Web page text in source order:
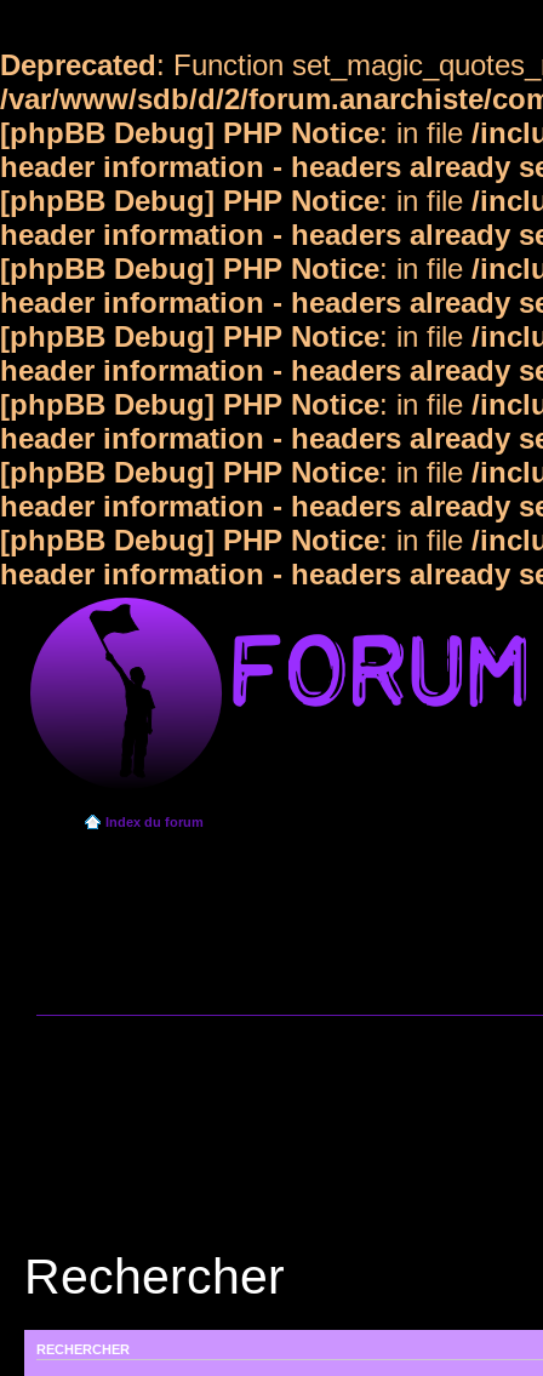
Deprecated: Function
/var/www/sdb/d/2/forum.anarchiste/
[phpBB Debug] PHP Notice: in file /
header information - headers already
[phpBB Debug] PHP Notice: in file /
header information - headers already
[phpBB Debug] PHP Notice: in file /
header information - headers already
[phpBB Debug] PHP Notice: in file /
header information - headers already
[phpBB Debug] PHP Notice: in file /
header information - headers already
[phpBB Debug] PHP Notice: in file /
header information - headers already
[phpBB Debug] PHP Notice: in file /
header information - headers already
Index du forum
Rechercher
RECHERCHER